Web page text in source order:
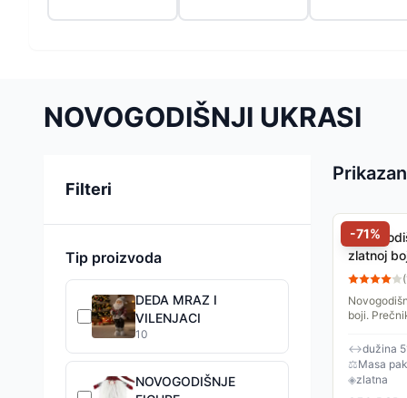
NOVOGODIŠNJI UKRASI
Filteri
Tip proizvoda
DEDA MRAZ I
VILENJACI
10
NOVOGODIŠNJE
Sortiranje
-71%
zlatnoj
(
boji.
↔dužina
⚖Masa
◈zlatna